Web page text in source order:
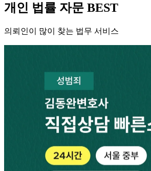
개인 법률 자문 BEST
의뢰인이 많이 찾는 법무 서비스